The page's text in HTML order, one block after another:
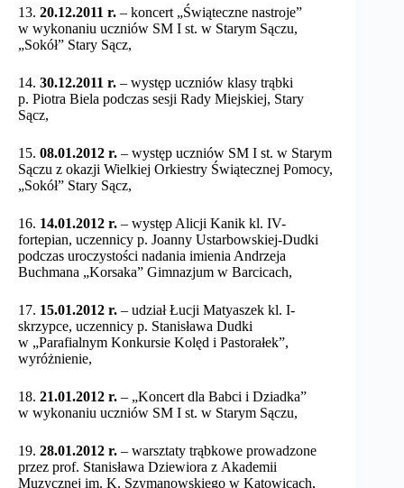
13. 20.12.2011 r. – koncert „Świąteczne nastroje”
w wykonaniu uczniów SM I st. w Starym Sączu,
„Sokół” Stary Sącz,
14. 30.12.2011 r. – występ uczniów klasy trąbki
p. Piotra Biela podczas sesji Rady Miejskiej, Stary
Sącz,
15. 08.01.2012 r. – występ uczniów SM I st. w Starym
Sączu z okazji Wielkiej Orkiestry Świątecznej Pomocy,
„Sokół” Stary Sącz,
16. 14.01.2012 r. – występ Alicji Kanik kl. IV-
fortepian, uczennicy p. Joanny Ustarbowskiej-Dudki
podczas uroczystości nadania imienia Andrzeja
Buchmana „Korsaka” Gimnazjum w Barcicach,
17. 15.01.2012 r. – udział Łucji Matyaszek kl. I-
skrzypce, uczennicy p. Stanisława Dudki
w „Parafialnym Konkursie Kolęd i Pastorałek”,
wyróżnienie,
18. 21.01.2012 r. – „Koncert dla Babci i Dziadka”
w wykonaniu uczniów SM I st. w Starym Sączu,
19. 28.01.2012 r. – warsztaty trąbkowe prowadzone
przez prof. Stanisława Dziewiora z Akademii
Muzycznej im. K. Szymanowskiego w Katowicach,